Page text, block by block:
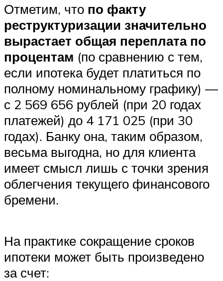
Отметим, что по факту
реструктуризации значительно
вырастает общая переплата по
процентам (по сравнению с тем,
если ипотека будет платиться по
полному номинальному графику) —
с 2 569 656 рублей (при 20 годах
платежей) до 4 171 025 (при 30
годах). Банку она, таким образом,
весьма выгодна, но для клиента
имеет смысл лишь с точки зрения
облегчения текущего финансового
бремени.
На практике сокращение сроков
ипотеки может быть произведено
за счет: